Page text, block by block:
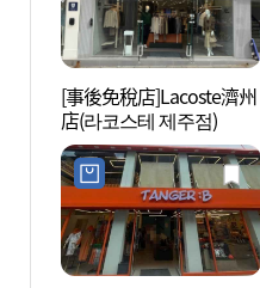
[事後免稅店]Lacoste濟州
店(라코스테 제주점)